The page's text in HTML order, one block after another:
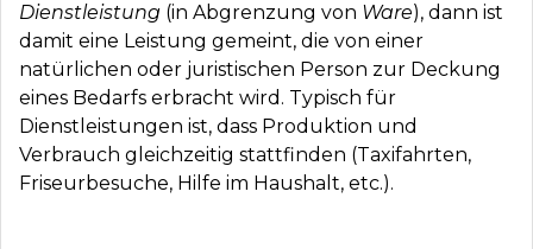
Dienstleistung (in Abgrenzung von Ware), dann ist
damit eine Leistung gemeint, die von einer
natürlichen oder juristischen Person zur Deckung
eines Bedarfs erbracht wird. Typisch für
Dienstleistungen ist, dass Produktion und
Verbrauch gleichzeitig stattfinden (Taxifahrten,
Friseurbesuche, Hilfe im Haushalt, etc.).